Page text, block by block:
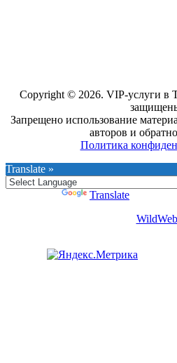
Copyright © 2026. VIP-услуги в
Запрещено использование
авторов и
Политика
Translate »
Translate
WildWeb